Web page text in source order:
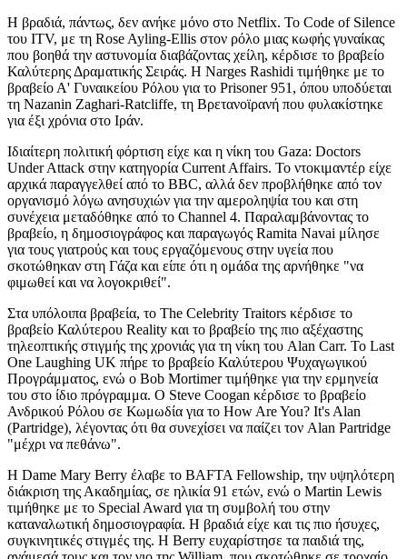
Η βραδιά, πάντως, δεν ανήκε μόνο στο Netflix. Το Code of Silence
του ITV, με τη Rose Ayling-Ellis στον ρόλο μιας κωφής γυναίκας
που βοηθά την αστυνομία διαβάζοντας χείλη, κέρδισε το βραβείο
Καλύτερης Δραματικής Σειράς. Η Narges Rashidi τιμήθηκε με το
βραβείο Α' Γυναικείου Ρόλου για το Prisoner 951, όπου υποδύεται
τη Nazanin Zaghari-Ratcliffe, τη Βρετανοϊρανή που φυλακίστηκε
για έξι χρόνια στο Ιράν.
Ιδιαίτερη πολιτική φόρτιση είχε και η νίκη του Gaza: Doctors
Under Attack στην κατηγορία Current Affairs. Το ντοκιμαντέρ είχε
αρχικά παραγγελθεί από το BBC, αλλά δεν προβλήθηκε από τον
οργανισμό λόγω ανησυχιών για την αμεροληψία του και στη
συνέχεια μεταδόθηκε από το Channel 4. Παραλαμβάνοντας το
βραβείο, η δημοσιογράφος και παραγωγός Ramita Navai μίλησε
για τους γιατρούς και τους εργαζόμενους στην υγεία που
σκοτώθηκαν στη Γάζα και είπε ότι η ομάδα της αρνήθηκε "να
φιμωθεί και να λογοκριθεί".
Στα υπόλοιπα βραβεία, το The Celebrity Traitors κέρδισε το
βραβείο Καλύτερου Reality και το βραβείο της πιο αξέχαστης
τηλεοπτικής στιγμής της χρονιάς για τη νίκη του Alan Carr. Το Last
One Laughing UK πήρε το βραβείο Καλύτερου Ψυχαγωγικού
Προγράμματος, ενώ ο Bob Mortimer τιμήθηκε για την ερμηνεία
του στο ίδιο πρόγραμμα. Ο Steve Coogan κέρδισε το βραβείο
Ανδρικού Ρόλου σε Κωμωδία για το How Are You? It's Alan
(Partridge), λέγοντας ότι θα συνεχίσει να παίζει τον Alan Partridge
"μέχρι να πεθάνω".
Η Dame Mary Berry έλαβε το BAFTA Fellowship, την υψηλότερη
διάκριση της Ακαδημίας, σε ηλικία 91 ετών, ενώ ο Martin Lewis
τιμήθηκε με το Special Award για τη συμβολή του στην
καταναλωτική δημοσιογραφία. Η βραδιά είχε και τις πιο ήσυχες,
συγκινητικές στιγμές της. Η Berry ευχαρίστησε τα παιδιά της,